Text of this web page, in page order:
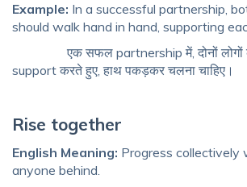
Example: In a successful partnership,
should walk hand in hand, supporting
एक सफल partnership में, दोनों लोगों
support करते हुए, हाथ पकड़कर चलना चाहिए।
Rise together
English Meaning: Progress collectively
anyone behind.